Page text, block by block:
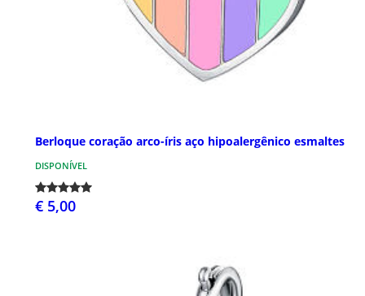
Berloque coração arco-íris aço hipoalergênico esmaltes
DISPONÍVEL
€ 5,00